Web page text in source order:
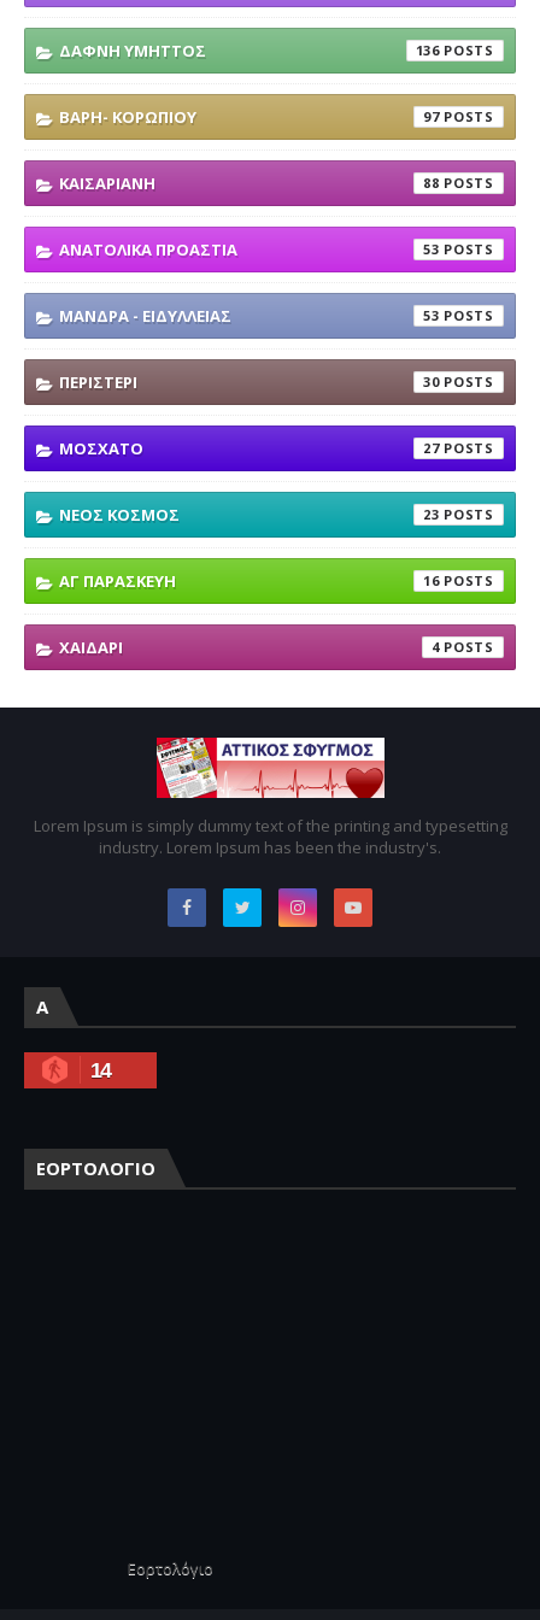
ΔΑΦΝΗ ΥΜΗΤΤΟΣ 136
ΒΑΡΗ- ΚΟΡΩΠΙΟΥ 97
ΚΑΙΣΑΡΙΑΝΗ 88
ΑΝΑΤΟΛΙΚΑ ΠΡΟΑΣΤΙΑ 53
ΜΑΝΔΡΑ - ΕΙΔΥΛΛΕΙΑΣ 53
ΠΕΡΙΣΤΕΡΙ 30
ΜΟΣΧΑΤΟ 27
ΝΕΟΣ ΚΟΣΜΟΣ 23
ΑΓ ΠΑΡΑΣΚΕΥΗ 16
ΧΑΙΔΑΡΙ 4
Lorem Ipsum is simply dummy text of the printing and typesetting
industry. Lorem Ipsum has been the industry's.
A
14
ΕΟΡΤΟΛΟΓΙΟ
Εορτολόγιο